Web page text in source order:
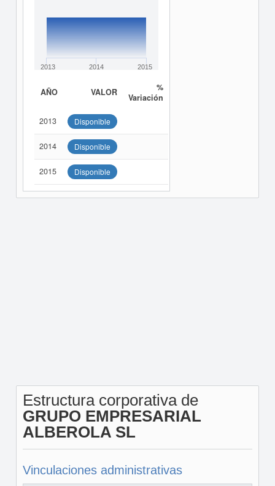
2013 2014 2015
AÑO VALOR
%
Variación
2013 Disponible
2014 Disponible
2015 Disponible
Estructura corporativa de
GRUPO EMPRESARIAL
ALBEROLA SL
Vinculaciones administrativas